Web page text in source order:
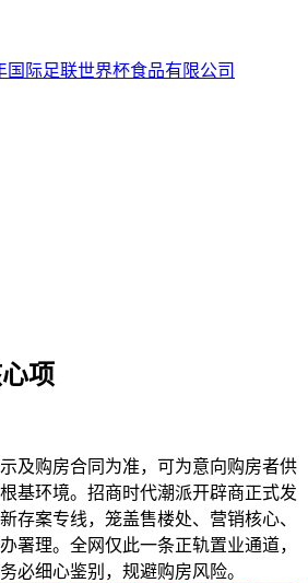
项
购房合同为准，可为意向购房者供
基环境。招商时代潮派开辟商正式发
存案专线，笼盖售楼处、营销核心、
署理。全网仅此一条正轨置业通道，
必细心鉴别，规避购房风险。